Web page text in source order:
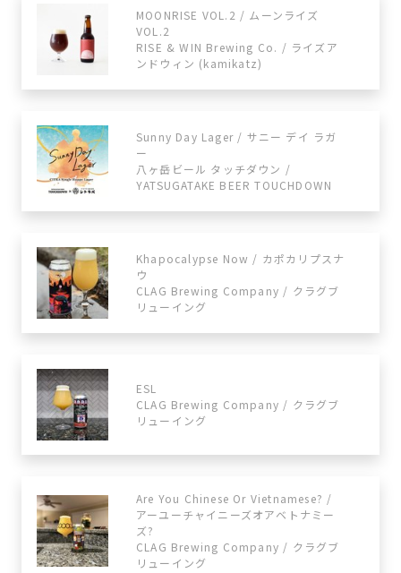
MOONRISE VOL.2 / ムーンライズ
VOL.2
RISE & WIN Brewing Co. / ライズア
ンドウィン (kamikatz)
Sunny Day Lager / サニー デイ ラガ
ー
八ヶ岳ビール タッチダウン /
YATSUGATAKE BEER TOUCHDOWN
Khapocalypse Now / カポカリプスナ
ウ
CLAG Brewing Company / クラグブ
リューイング
ESL
CLAG Brewing Company / クラグブ
リューイング
Are You Chinese Or Vietnamese? /
アーユーチャイニーズオアベトナミー
ズ?
CLAG Brewing Company / クラグブ
リューイング